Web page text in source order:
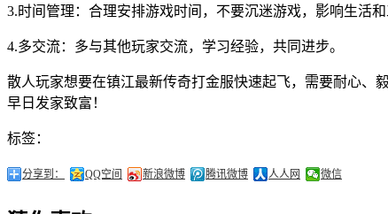
3.时间管理：合理安排游戏时间，不要沉迷游戏，影响生活和
4.多交流：多与其他玩家交流，学习经验，共同进步。
散人玩家想要在镇江最新传奇打金服快速起飞，需要耐心、
早日发家致富！
标签：
分享到： QQ空间 新浪微博 腾讯微博 人人网 微信